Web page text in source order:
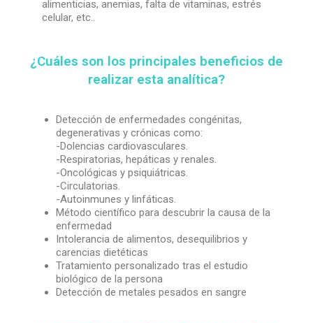
alimenticias, anemias, falta de vitaminas, estrés
celular, etc..
¿Cuáles son los principales beneficios de
realizar esta analítica?
Detección de enfermedades congénitas,
degenerativas y crónicas como:
-Dolencias cardiovasculares.
-Respiratorias, hepáticas y renales.
-Oncológicas y psiquiátricas.
-Circulatorias.
-Autoinmunes y linfáticas.
Método científico para descubrir la causa de la
enfermedad
Intolerancia de alimentos, desequilibrios y
carencias dietéticas
Tratamiento personalizado tras el estudio
biológico de la persona
Detección de metales pesados en sangre